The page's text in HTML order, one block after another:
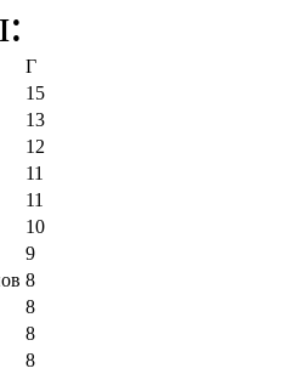
Г
15
13
12
11
11
10
9
8
8
8
8